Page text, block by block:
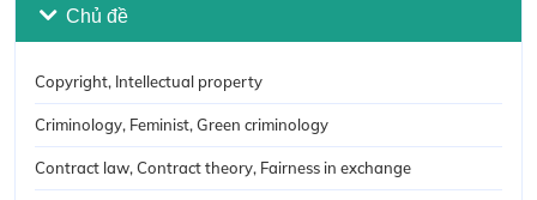
Chủ đề
Copyright, Intellectual property
Criminology, Feminist, Green criminology
Contract law, Contract theory, Fairness in exchange